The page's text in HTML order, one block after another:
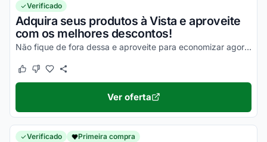
Verificado
Adquira seus produtos à Vista e aproveite
com os melhores descontos!
Não fique de fora dessa e aproveite para economizar agora mesmo!
Este cupom funcionou
Este cupom não funcionou
Ver oferta
Verificado Primeira compra